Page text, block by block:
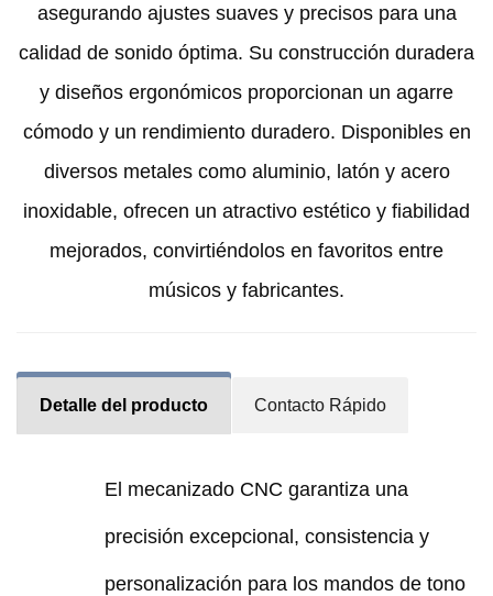
asegurando ajustes suaves y precisos para una
calidad de sonido óptima. Su construcción duradera
y diseños ergonómicos proporcionan un agarre
cómodo y un rendimiento duradero. Disponibles en
diversos metales como aluminio, latón y acero
inoxidable, ofrecen un atractivo estético y fiabilidad
mejorados, convirtiéndolos en favoritos entre
músicos y fabricantes.
Detalle del producto Contacto Rápido
El mecanizado CNC garantiza una
precisión excepcional, consistencia y
personalización para los mandos de tono